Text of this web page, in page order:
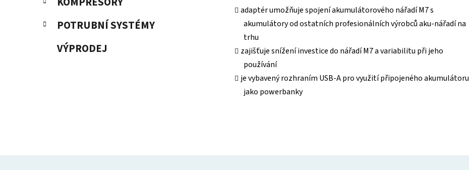
POTRUBNÍ SYSTÉMY
VÝPRODEJ
adaptér umožňuje spojení akumulátorového nářadí M7 s
akumulátory od ostatních profesionálních výrobců aku-nářadí na
trhu
zajišťuje snížení investice do nářadí M7 a variabilitu při jeho
používání
je vybavený rozhraním USB-A pro využití připojeného akumulátoru
jako powerbanky